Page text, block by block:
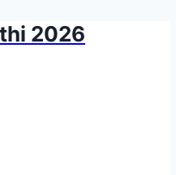
2026